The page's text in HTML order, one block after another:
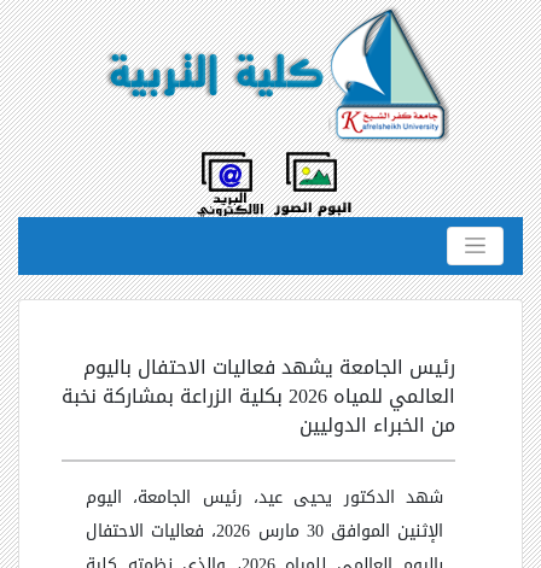
رئيس الجامعة يشهد فعاليات الاحتفال باليوم
العالمي للمياه 2026 بكلية الزراعة بمشاركة نخبة
من الخبراء الدوليين
شهد الدكتور يحيى عيد، رئيس الجامعة، اليوم
الإثنين الموافق 30 مارس 2026، فعاليات الاحتفال